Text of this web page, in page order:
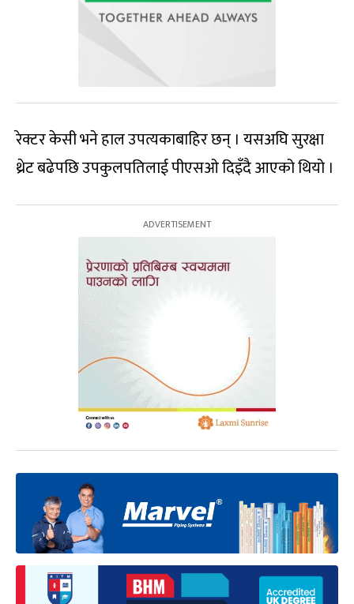
रेक्टर केसी भने हाल उपत्यकाबाहिर छन् । यसअघि सुरक्षा
थ्रेट बढेपछि उपकुलपतिलाई पीएसओ दिइँदै आएको थियो ।